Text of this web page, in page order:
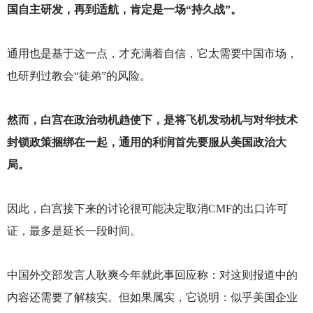
国自主研发，再到适航，肯定是一场“持久战”。
通用也是基于这一点，才充满着自信，它太需要中国市场，
也研判过教会“徒弟”的风险。
然而，白宫在政治动机趋使下，是将飞机发动机与对华技术
封锁政策捆绑在一起，通用的利润首先要服从美国政治大
局。
因此，白宫接下来的讨论很可能决定取消CMF的出口许可
证，最多是延长一段时间。
中国外交部发言人耿爽今年就此事回应称：对这则报道中的
内容还需要了解核实。但如果属实，它说明：似乎美国企业